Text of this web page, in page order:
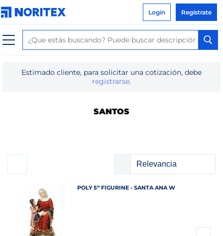
Login Regístrate
Estimado cliente, para solicitar una cotización, debe
registrarse.
SANTOS
POLY 5“ FIGURINE - SANTA ANA W